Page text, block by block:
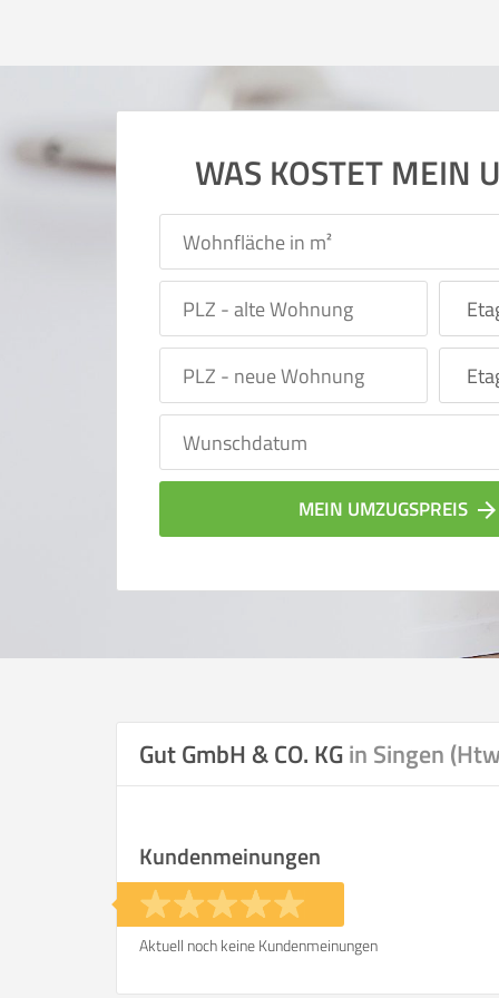
WAS KOSTET MEIN
MEIN UMZUGSPREIS arrow_forward
Vergleichsergebnis
Ihre Angaben: am
Gut GmbH & CO. KGin Singen
Kundenmeinungen
Aktuell noch keine Kundenmeinungen